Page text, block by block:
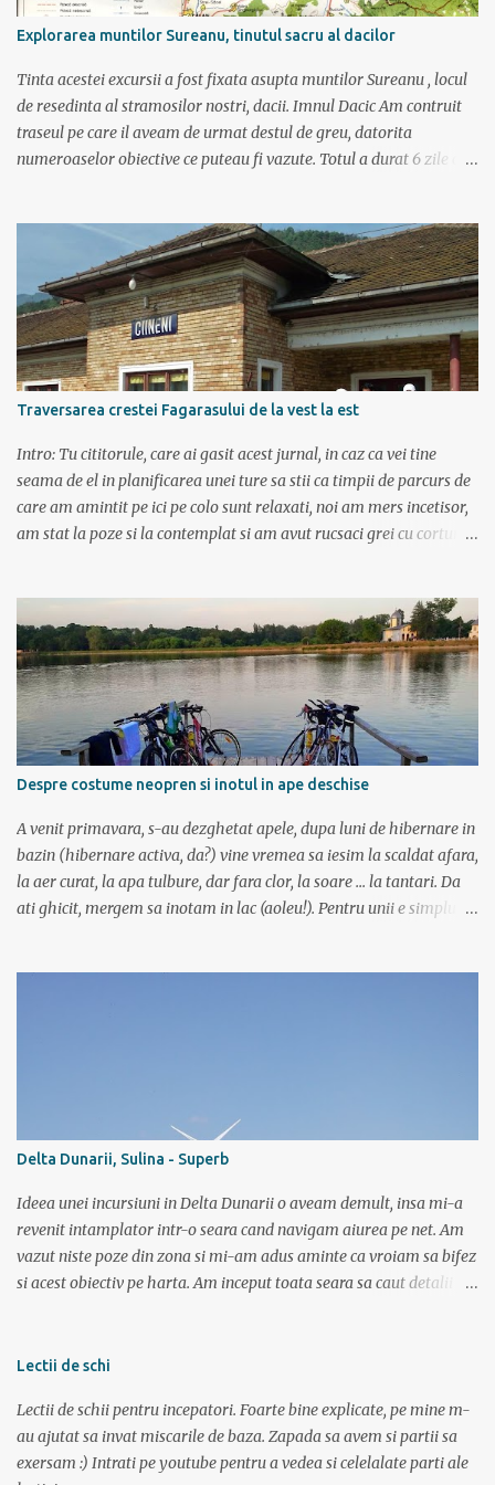
Explorarea muntilor Sureanu, tinutul sacru al dacilor
Tinta acestei excursii a fost fixata asupta muntilor Sureanu , locul
de resedinta al stramosilor nostri, dacii. Imnul Dacic Am contruit
traseul pe care il aveam de urmat destul de greu, datorita
numeroaselor obiective ce puteau fi vazute. Totul a durat 6 zile ca
plecam decat cu masina dacilor, ce-i drept restilizata si
imbunatatita, denumita acum Dacia Logan. Ne-am inarmat cu 3-4
harti si cu un plan bine documentat de vreo 15 pagini (cine il vrea
sa ridice mana sus). Am inghesuit cu greu rucsacii, corturile, sacii
de dormit si mancarea in masina.
Traversarea crestei Fagarasului de la vest la est
Intro: Tu cititorule, care ai gasit acest jurnal, in caz ca vei tine
seama de el in planificarea unei ture sa stii ca timpii de parcurs de
care am amintit pe ici pe colo sunt relaxati, noi am mers incetisor,
am stat la poze si la contemplat si am avut rucsaci grei cu corturi si
cuvenea ceva tare la munte, la altitudine, la aer curat. Si unde se
putea mai sus decat in Muntii Fagaras , cea mai lunga creasta
montana din Romania si cu cele mai inalte trei varfuri:
Moldoveanu, Negoiu si Vistea Mare. Am planuit sa parcurgem
toata creasta in 5 zile, de la vest la est. In total 70 de km. De la
orele de geografie din scoala ne aminteam ca grupa Muntilor
Fagaras se intinde intre Turnu Rosu (pe Valea Oltului) si culoarul
Rucar-Bran. Asa ca marti de dimineata autocarul ne lasa la
Cîineni, de unde luam trenul pret de jumatate de ora pana in
localitatea Turnu Ro...
Despre costume neopren si inotul in ape deschise
A venit primavara, s-au dezghetat apele, dupa luni de hibernare in
bazin (hibernare activa, da?) vine vremea sa iesim la scaldat afara,
la aer curat, la apa tulbure, dar fara clor, la soare ... la tantari. Da
ati ghicit, mergem sa inotam in lac (aoleu!). Pentru unii e simplu,
pe acolo decat incepand cu ultimii 3 ani. Dar daca vreau triatlon
trebuie sa si inot, iar in bazin acest lucru chiar imi place. Dar daca
vreau triatlon trebuie sa inot si in lac, mai ales in lac. Văleu! Hai ca
n-o fi ala negru asa de negru (negr...
Delta Dunarii, Sulina - Superb
Ideea unei incursiuni in Delta Dunarii o aveam demult, insa mi-a
revenit intamplator intr-o seara cand navigam aiurea pe net. Am
vazut niste poze din zona si mi-am adus aminte ca vroiam sa bifez
si acest obiectiv pe harta. Am inceput toata seara sa caut detalii pe
monstrul” care a pus capac. Dupa superba tura in muntii Sureanu (
Bucuresti spre Tulcea cu acceleratul de la 5:40, pe care l-am prins la
mustata intrucat primul metrou vine la ora 5. Trenul a fost foarte
aglomerat, multa lume mergand la Sfantu Gheorghe unde luni
Lectii de schi
Lectii de schii pentru incepatori. Foarte bine explicate, pe mine m-
au ajutat sa invat miscarile de baza. Zapada sa avem si partii sa
exersam :) Intrati pe youtube pentru a vedea si celelalate parti ale